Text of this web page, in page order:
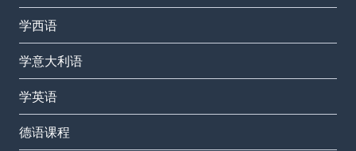
学西语
学意大利语
学英语
德语课程